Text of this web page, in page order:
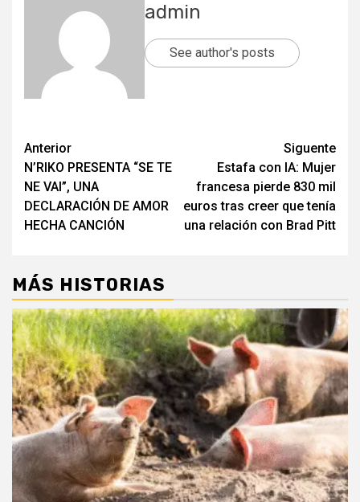
admin
See author's posts
Post
navigation
Anterior
N’RIKO PRESENTA “SE TE
NE VAI”, UNA
DECLARACIÓN DE AMOR
HECHA CANCIÓN
Siguente
Estafa con IA: Mujer
francesa pierde 830 mil
euros tras creer que tenía
una relación con Brad Pitt
MÁS HISTORIAS